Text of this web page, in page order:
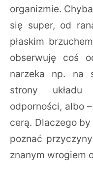
organizmie.
się super, od
płaskim
obserwuję coś
narzeka np. na
strony układu
odporności, albo
cerą. Dlaczego
poznać
znanym wrogiem